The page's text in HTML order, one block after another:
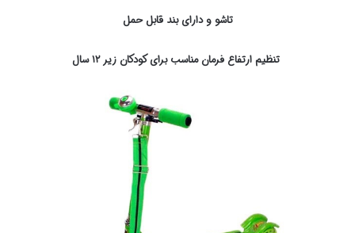
تاشو و دارای بند قابل حمل
تنظیم ارتفاع فرمان مناسب برای کودکان زیر ۱۲ سال